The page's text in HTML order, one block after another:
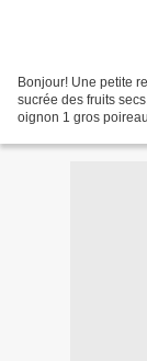
Bonjour! Une petite
sucrée des fruits
oignon 1 gros